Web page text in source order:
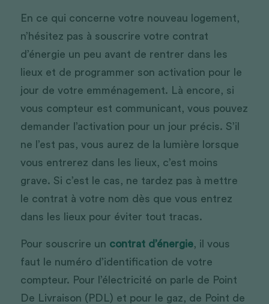
En ce qui concerne votre nouveau logement,
n’hésitez pas à souscrire votre contrat
d’énergie un peu avant de rentrer dans les
lieux et de programmer son activation pour le
jour de votre emménagement. Là encore, si
vous compteur est communicant, vous pouvez
demander l’activation pour un jour précis. S’il
ne l’est pas, vous aurez de la lumière lorsque
vous entrerez dans les lieux, c’est moins
grave. Si c’est le cas, ne tardez pas à mettre
le contrat à votre nom dès que vous entrez
dans les lieux pour éviter tout tracas.
Pour souscrire un contrat d’énergie, il vous
faut le numéro d’identification de votre
compteur. Pour l’électricité on parle de Point
De Livraison (PDL) et pour le gaz, de Point de